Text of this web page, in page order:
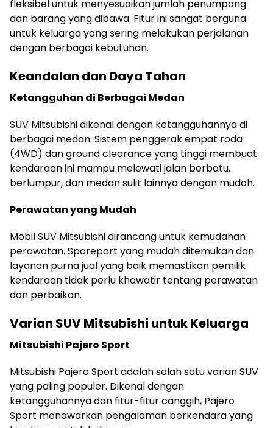
fleksibel untuk menyesuaikan jumlah penumpang
dan barang yang dibawa. Fitur ini sangat berguna
untuk keluarga yang sering melakukan perjalanan
dengan berbagai kebutuhan.
Keandalan dan Daya Tahan
Ketangguhan di Berbagai Medan
SUV Mitsubishi dikenal dengan ketangguhannya di
berbagai medan. Sistem penggerak empat roda
(4WD) dan ground clearance yang tinggi membuat
kendaraan ini mampu melewati jalan berbatu,
berlumpur, dan medan sulit lainnya dengan mudah.
Perawatan yang Mudah
Mobil SUV Mitsubishi dirancang untuk kemudahan
perawatan. Sparepart yang mudah ditemukan dan
layanan purna jual yang baik memastikan pemilik
kendaraan tidak perlu khawatir tentang perawatan
dan perbaikan.
Varian SUV Mitsubishi untuk Keluarga
Mitsubishi Pajero Sport
Mitsubishi Pajero Sport adalah salah satu varian SUV
yang paling populer. Dikenal dengan
ketangguhannya dan fitur-fitur canggih, Pajero
Sport menawarkan pengalaman berkendara yang